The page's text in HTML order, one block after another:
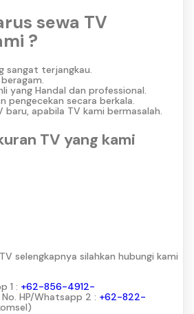
sewa TV
?
sangat terjangkau.
yang Handal dan professional.
pengecekan secara berkala.
baru, apabila TV kami bermasalah.
TV yang kami
selengkapnya silahkan hubungi kami
1 : +62-856-4912-
No. HP/Whatsapp 2 : +62-822-